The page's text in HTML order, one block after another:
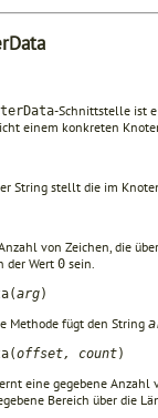
-Schnittstelle ist
einem konkreten
String stellt die im
von Zeichen, die
der Wert 0 sein.
arg)
Methode fügt den String
offset, count)
eine gegebene Anzahl
Bereich über die